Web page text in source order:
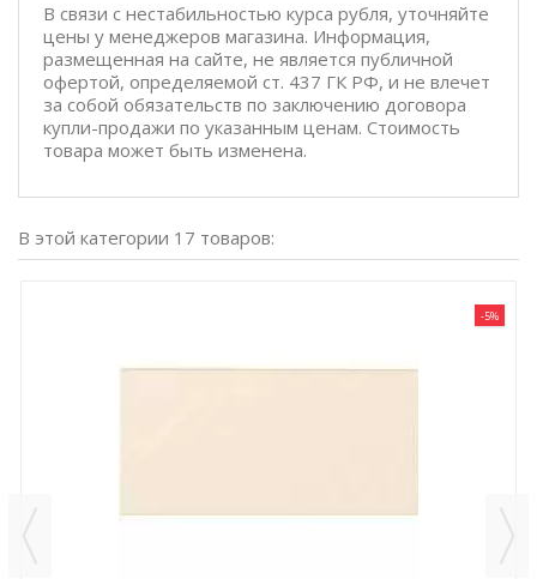
В связи с нестабильностью курса рубля, уточняйте
цены у менеджеров магазина. Информация,
размещенная на сайте, не является публичной
офертой, определяемой ст. 437 ГК РФ, и не влечет
за собой обязательств по заключению договора
купли-продажи по указанным ценам. Стоимость
товара может быть изменена.
В этой категории 17 товаров:
-5%